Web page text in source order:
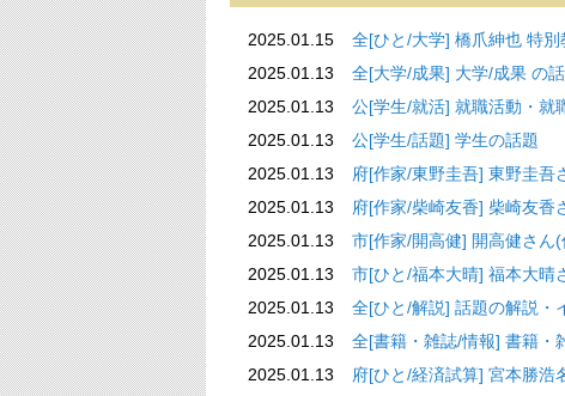
2025.01.15
全[ひと/大学] 橋
2025.01.13
全[大学/成果]
2025.01.13
公[学生/就活] 就
2025.01.13
公[学生/話題]
2025.01.13
府[作家/東野圭吾]
2025.01.13
府[作家/柴崎友香]
2025.01.13
市[作家/開高健]
2025.01.13
市[ひと/福本大晴]
2025.01.13
全[ひと/解説] 話題
2025.01.13
全[書籍・雑誌/情
2025.01.13
府[ひと/経済試